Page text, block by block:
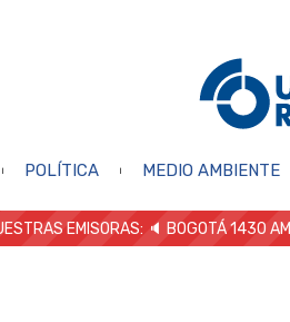
POLÍTICA MEDIO AMBIENTE
EMISORAS: 🔈 BOGOTÁ 1430 AM